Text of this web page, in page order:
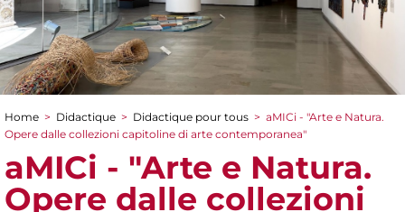
You are here
Home > Didactique > Didactique pour tous > aMICi - "Arte e Natura.
Opere dalle collezioni capitoline di arte contemporanea"
aMICi - "Arte e Natura.
Opere dalle collezioni